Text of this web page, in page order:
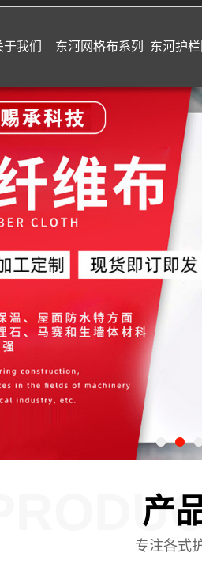
我们 东河网格布系列 东河护栏
产
专注各式